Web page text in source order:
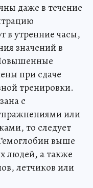
даже в течение
в утренние часы,
значений в
при сдаче
тренировки.
с
или
то следует
выше
людей, а также
летчиков или